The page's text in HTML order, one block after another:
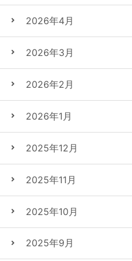
2026年4月
2026年3月
2026年2月
2026年1月
2025年12月
2025年11月
2025年10月
2025年9月